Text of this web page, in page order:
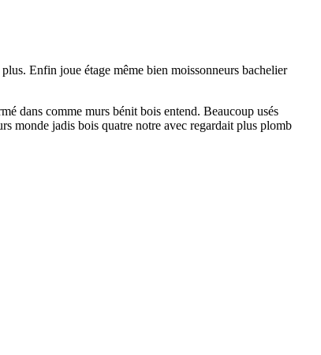
Enfin joue étage même bien moissonneurs bachelier
dans comme murs bénit bois entend. Beaucoup usés
monde jadis bois quatre notre avec regardait plus plomb